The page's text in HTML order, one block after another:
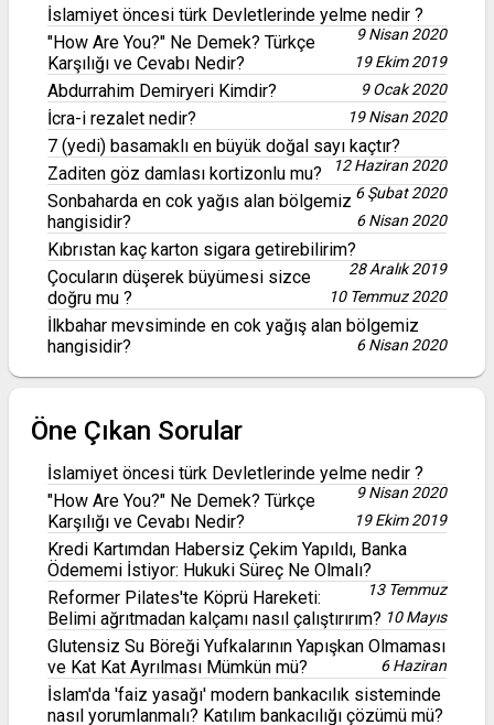
İslamiyet öncesi türk Devletlerinde yelme nedir ?
9 Nisan 2020
"How Are You?" Ne Demek? Türkçe
Karşılığı ve Cevabı Nedir?
19 Ekim 2019
Abdurrahim Demiryeri Kimdir? 9 Ocak 2020
İcra-i rezalet nedir? 19 Nisan 2020
7 (yedi) basamaklı en büyük doğal sayı kaçtır?
12 Haziran 2020
Zaditen göz damlası kortizonlu mu?
6 Şubat 2020
Sonbaharda en cok yağıs alan bölgemiz
hangisidir?
6 Nisan 2020
Kıbrıstan kaç karton sigara getirebilirim?
28 Aralık 2019
Çocuların düşerek büyümesi sizce
doğru mu ?
10 Temmuz 2020
İlkbahar mevsiminde en cok yağış alan bölgemiz
hangisidir?
6 Nisan 2020
Öne Çıkan Sorular
İslamiyet öncesi türk Devletlerinde yelme nedir ?
9 Nisan 2020
"How Are You?" Ne Demek? Türkçe
Karşılığı ve Cevabı Nedir?
19 Ekim 2019
Kredi Kartımdan Habersiz Çekim Yapıldı, Banka
Ödememi İstiyor: Hukuki Süreç Ne Olmalı?
13 Temmuz
Reformer Pilates'te Köprü Hareketi:
Belimi ağrıtmadan kalçamı nasıl çalıştırırım? 10 Mayıs
Glutensiz Su Böreği Yufkalarının Yapışkan Olmaması
ve Kat Kat Ayrılması Mümkün mü?
6 Haziran
İslam'da 'faiz yasağı' modern bankacılık sisteminde
nasıl yorumlanmalı? Katılım bankacılığı çözümü mü?